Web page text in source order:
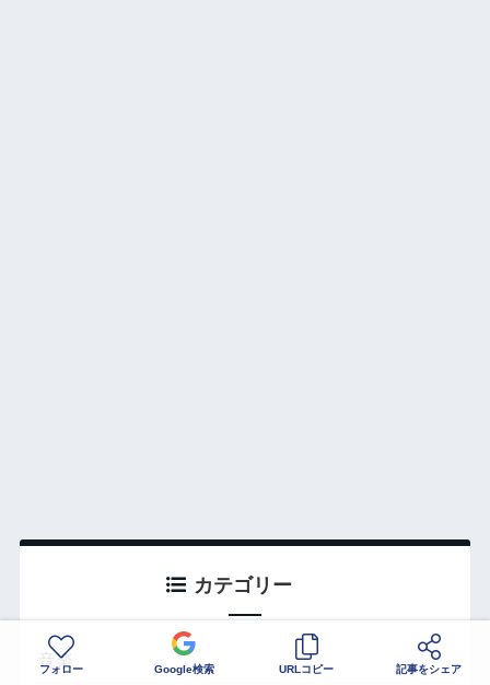
カテゴリー
音楽
フォロー Google検索 URLコピー 記事をシェア